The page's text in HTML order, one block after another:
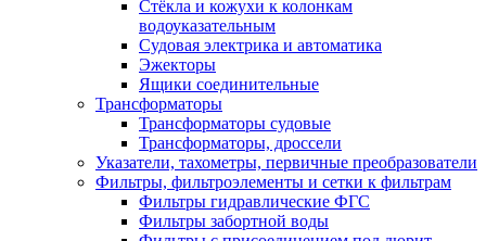
Стёкла и кожухи к колонкам
водоуказательным
Судовая электрика и автоматика
Эжекторы
Ящики соединительные
Трансформаторы
Трансформаторы судовые
Трансформаторы, дроссели
Указатели, тахометры, первичные преобразователи
Фильтры, фильтроэлементы и сетки к фильтрам
Фильтры гидравлические ФГС
Фильтры забортной воды